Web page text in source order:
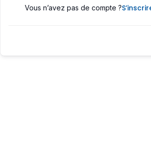
Vous n’avez pas de compte ?